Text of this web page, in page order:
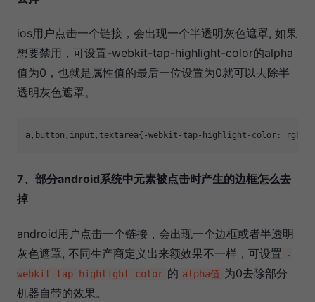
ios用户点击一个链接，会出现一个半透明灰色遮罩, 如果
想要禁用，可设置-webkit-tap-highlight-color的alpha
值为0，也就是属性值的最后一位设置为0就可以去除半
透明灰色遮罩。
a,button,input,textarea{-webkit-tap-highlight-color:
7、部分android系统中元素被点击时产生的边框怎么去
掉
android用户点击一个链接，会出现一个边框或者半透明
灰色遮罩, 不同生产商定义出来额效果不一样，可设置 -
webkit-tap-highlight-color 的 alpha值 为0去除部分
机器自带的效果。